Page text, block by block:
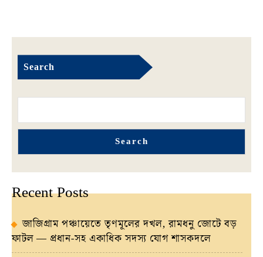
Search
Search
Recent Posts
জাজিগ্রাম পঞ্চায়েতে তৃণমূলের দখল, রামধনু জোটে বড়
ফাটল — প্রধান-সহ একাধিক সদস্য যোগ শাসকদলে